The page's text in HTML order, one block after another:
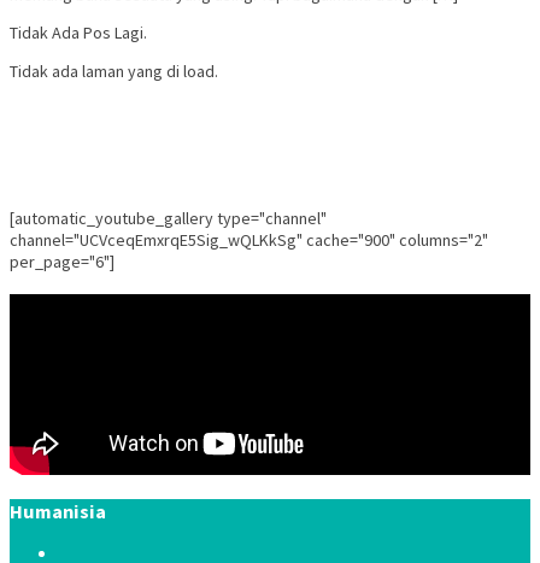
Tidak Ada Pos Lagi.
Tidak ada laman yang di load.
[automatic_youtube_gallery type="channel"
channel="UCVceqEmxrqE5Sig_wQLKkSg" cache="900" columns="2"
per_page="6"]
Humanisia